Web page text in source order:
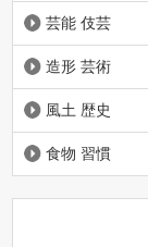
芸能 伎芸
造形 芸術
風土 歴史
食物 習慣